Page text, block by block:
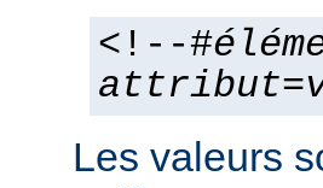
<!--#
attribut=
Les valeurs